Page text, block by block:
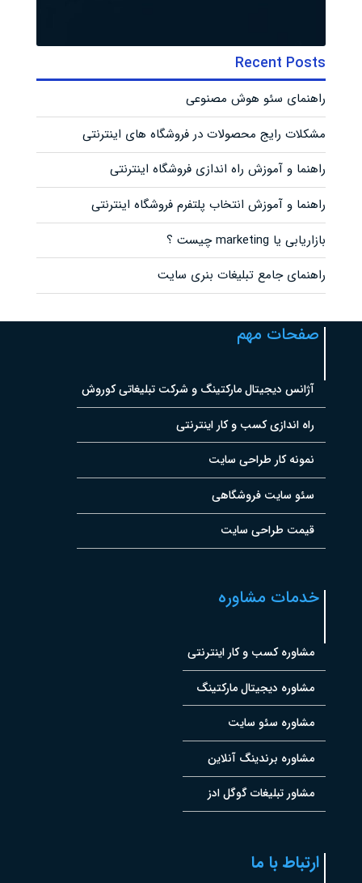
Recent Posts
راهنمای سئو هوش مصنوعی
مشکلات رایج محصولات در فروشگاه های اینترنتی
راهنما و آموزش راه اندازی فروشگاه اینترنتی
راهنما و آموزش انتخاب پلتفرم فروشگاه اینترنتی
بازاریابی یا marketing چیست ؟
راهنمای جامع تبلیغات بنری سایت
صفحات مهم
آژانس دیجیتال مارکتینگ و شرکت تبلیغاتی کوروش
راه اندازی کسب و کار اینترنتی
نمونه کار طراحی سایت
سئو سایت فروشگاهی
قیمت طراحی سایت
خدمات مشاوره
مشاوره کسب و کار اینترنتی
مشاوره دیجیتال مارکتینگ
مشاوره سئو سایت
مشاوره برندینگ آنلاین
مشاور تبلیغات گوگل ادز
ارتباط با ما